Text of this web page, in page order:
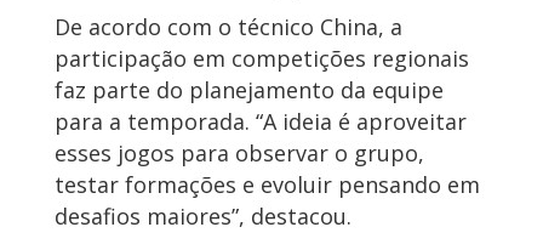
De acordo com o técnico China, a
participação em competições regionais
faz parte do planejamento da equipe
para a temporada. “A ideia é aproveitar
esses jogos para observar o grupo,
testar formações e evoluir pensando em
desafios maiores”, destacou.